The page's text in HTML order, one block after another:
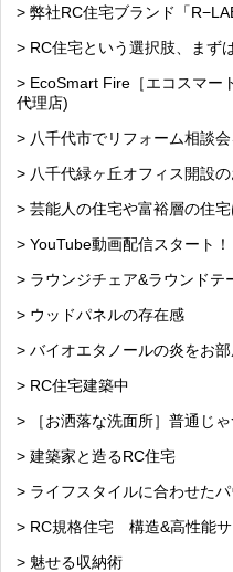
> 弊社RC住宅ブランド「
> RC住宅という選択肢、まず
> EcoSmart Fire［エコスマー
代理店)
> 八千代市でリフォーム相談会
> 八千代緑ヶ丘オフィス開設
> 芸能人の住宅や富裕層の住
> YouTube動画配信スタート！
> ラウンジチェア&ラウンドテ
> ウッドパネルの存在感
> バイオエタノールの炎をお部
> RC住宅建築中
> ［お洒落な洗面所］普通じゃ
> 建築家と造るRC住宅
> ライフスタイルに合わせたパ
> RC規格住宅 構造&高性能サ
> 魅せる収納術